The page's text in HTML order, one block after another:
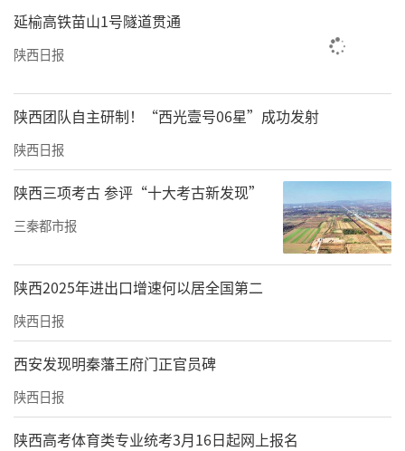
延榆高铁苗山1号隧道贯通
陕西日报
陕西团队自主研制！“西光壹号06星”成功发射
陕西日报
陕西三项考古 参评“十大考古新发现”
三秦都市报
陕西2025年进出口增速何以居全国第二
陕西日报
西安发现明秦藩王府门正官员碑
陕西日报
陕西高考体育类专业统考3月16日起网上报名